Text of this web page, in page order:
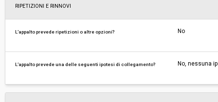
RIPETIZIONI E RINNOVI
L’appalto prevede ripetizioni o altre opzioni? No
L’appalto prevede una delle seguenti ipotesi di collegamento? No, nessuna